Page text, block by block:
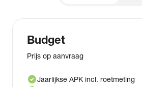
Budget
Prijs op aanvraag
check_circleJaarlijkse APK incl. roetmeting